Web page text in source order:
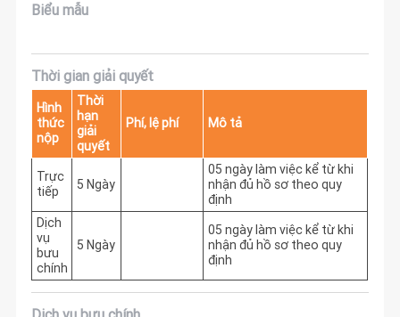
Biểu mẫu
Thời gian giải quyết
Hình
thức
nộp
Thời
hạn
giải
quyết
Phí, lệ phí Mô tả
Trực
tiếp
5 Ngày
05 ngày làm việc kể từ khi
nhận đủ hồ sơ theo quy
định
Dịch
vụ
bưu
chính
5 Ngày
05 ngày làm việc kể từ khi
nhận đủ hồ sơ theo quy
định